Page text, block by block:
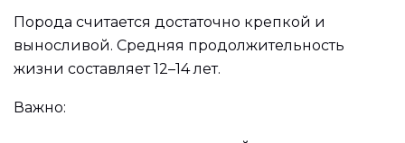
Порода считается достаточно крепкой и
выносливой. Средняя продолжительность
жизни составляет 12–14 лет.
Важно: